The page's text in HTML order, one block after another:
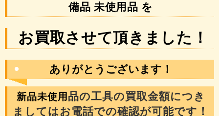
備品 未使用品 を
お買取させて頂きました！
ありがとうございます！
新品未使用品の工具の買取金額につき
ましてはお電話での確認が可能です！